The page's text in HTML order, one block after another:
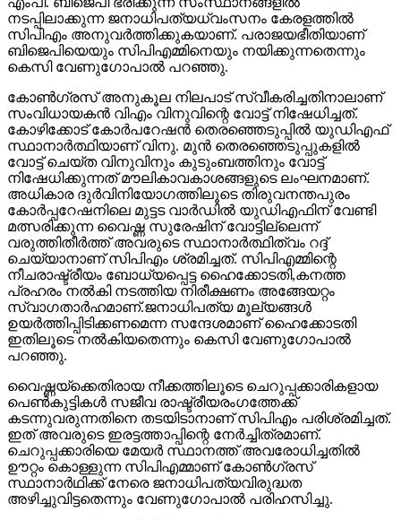
നടപ്പിലാക്കുന്ന ജനാധിപത്യധ്വംസനം കേരളത്തില്‍
സിപിഎം അനുവര്‍ത്തിക്കുകയാണ്. പരാജയഭീതിയാണ്
ബിജെപിയെയും സിപിഎമ്മിനെയും നയിക്കുന്നതെന്നും
കെസി വേണുഗോപാല്‍ പറഞ്ഞു.
കോണ്‍ഗ്രസ് അനുകൂല നിലപാട് സ്വീകരിച്ചതിനാലാണ്
സംവിധായകന്‍ വിഎം വിനുവിന്റെ വോട്ട് നിഷേധിച്ചത്.
കോഴിക്കോട് കോര്‍പറേഷന്‍ തെരഞ്ഞെടുപ്പില്‍ യുഡിഎഫ്
സ്ഥാനാര്‍ത്ഥിയാണ് വിനു. മുന്‍ തെരഞ്ഞെടുപ്പുകളില്‍
വോട്ട് ചെയ്ത വിനുവിനും കുടുംബത്തിനും വോട്ട്
നിഷേധിക്കുന്നത് മൗലികാവകാശങ്ങളുടെ ലംഘനമാണ്.
അധികാര ദുര്‍വിനിയോഗത്തിലൂടെ തിരുവനന്തപുരം
കോര്‍പ്പറേഷനിലെ മുട്ടട വാര്‍ഡില്‍ യുഡിഎഫിന് വേണ്ടി
മത്സരിക്കുന്ന വൈഷ്ണ സുരേഷിന് വോട്ടില്ലെന്ന്
വരുത്തിതീര്‍ത്ത് അവരുടെ സ്ഥാനാര്‍ത്ഥിത്വം റദ്ദ്
ചെയ്യാനാണ് സിപിഎം ശ്രമിച്ചത്. സിപിഎമ്മിന്റെ
നീചരാഷ്ട്രീയം ബോധ്യപ്പെട്ട ഹൈക്കോടതി,കനത്ത
പ്രഹരം നല്‍കി നടത്തിയ നിരീക്ഷണം അങ്ങേയറ്റം
സ്വാഗതാര്‍ഹമാണ്.ജനാധിപത്യ മൂല്യങ്ങള്‍
ഉയര്‍ത്തിപ്പിടിക്കണമെന്ന സന്ദേശമാണ് ഹൈക്കോടതി
ഇതിലൂടെ നല്‍കിയതെന്നും കെസി വേണുഗോപാല്‍
പറഞ്ഞു.
വൈഷ്ണയ്‌ക്കെതിരായ നീക്കത്തിലൂടെ ചെറുപ്പക്കാരികളായ
പെണ്‍കുട്ടികള്‍ സജീവ രാഷ്ട്രീയരംഗത്തേക്ക്
കടന്നുവരുന്നതിനെ തടയിടാനാണ് സിപിഎം പരിശ്രമിച്ചത്.
ഇത് അവരുടെ ഇരട്ടത്താപ്പിന്റെ നേര്‍ച്ചിത്രമാണ്.
ചെറുപ്പക്കാരിയെ മേയര്‍ സ്ഥാനത്ത് അവരോധിച്ചതില്‍
ഊറ്റം കൊള്ളുന്ന സിപിഎമ്മാണ് കോണ്‍ഗ്രസ്
സ്ഥാനാര്‍ഥിക്ക് നേരെ ജനാധിപത്യവിരുദ്ധത
അഴിച്ചുവിട്ടതെന്നും വേണുഗോപാല്‍ പരിഹസിച്ചു.